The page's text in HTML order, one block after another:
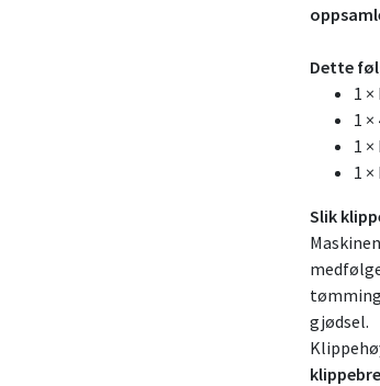
Dette
1
1
1
1
Slik
gjødsel.